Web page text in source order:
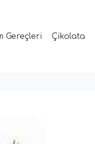
Gereçleri Çikolata